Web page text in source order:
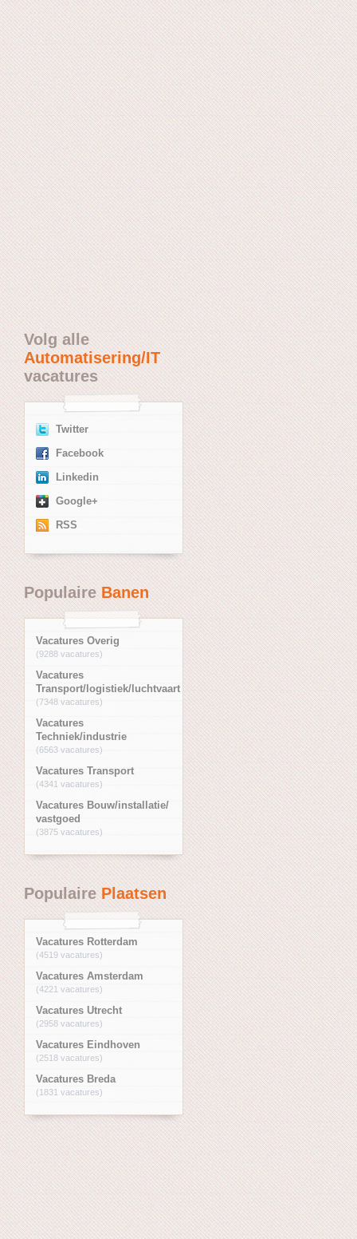
Volg alle
Automatisering/IT
vacatures
Twitter
Facebook
Linkedin
Google+
RSS
PopulaireBanen
Vacatures Overig
(9288 vacatures)
Vacatures
Transport/logistiek/luchtvaart
(7348 vacatures)
Vacatures
Techniek/industrie
(6563 vacatures)
Vacatures Transport
(4341 vacatures)
Vacatures Bouw/installatie/
vastgoed
(3875 vacatures)
PopulairePlaatsen
Vacatures Rotterdam
(4519 vacatures)
Vacatures Amsterdam
(4221 vacatures)
Vacatures Utrecht
(2958 vacatures)
Vacatures Eindhoven
(2518 vacatures)
Vacatures Breda
(1831 vacatures)